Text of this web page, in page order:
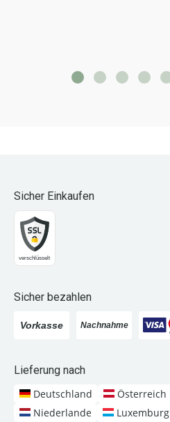
Sicher Einkaufen
Sicher bezahlen
Lieferung nach
Deutschland
Österreich
Niederlande
Luxemburg